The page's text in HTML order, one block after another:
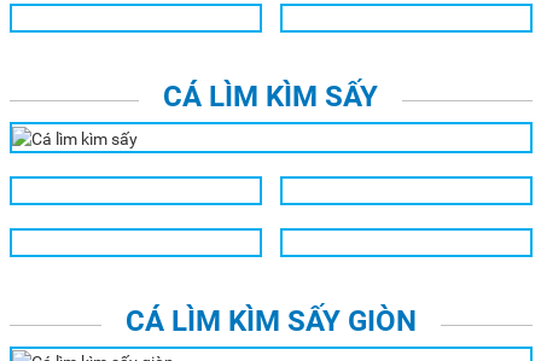
CÁ LÌM KÌM SẤY
CÁ LÌM KÌM SẤY GIÒN